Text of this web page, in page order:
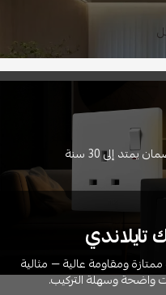
إلى 30 سنة
تايلاندي
ومقاومة عالية — مثالية
واضحة وسهلة التركيب.